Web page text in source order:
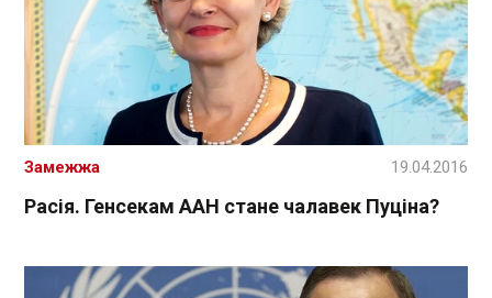
Расія. Генсекам ААН стане чалавек Пуціна?
Замежжа 19.04.2016